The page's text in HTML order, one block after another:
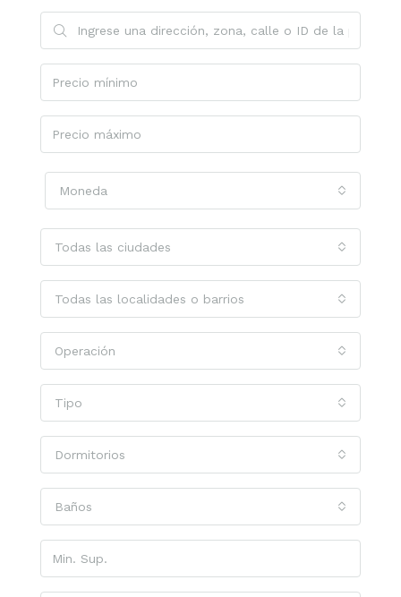
Moneda
Todas las ciudades
Todas las localidades o barrios
Operación
Tipo
Dormitorios
Baños